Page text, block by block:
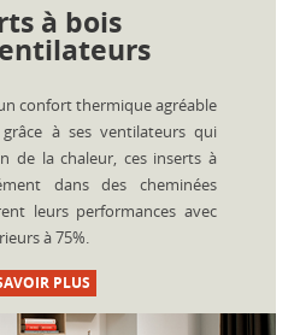
à bois
confort thermique agréable
à ses ventilateurs qui
de la chaleur, ces inserts à
dans des cheminées
leurs performances avec
à 75%.
PLUS